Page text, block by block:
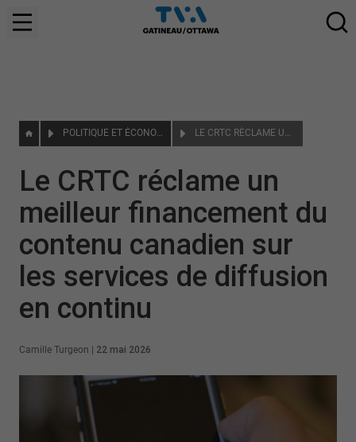
POLITIQUE ET ÉCONOMIE LE CRTC RÉCLAME UN MEILLEUR FINANCEMENT DU CONTENU CANADIEN SUR LES SERVICES DE DIFFUSION EN CONTINU
Le CRTC réclame un
meilleur financement du
contenu canadien sur
les services de diffusion
en continu
Camille Turgeon 22 mai 2026